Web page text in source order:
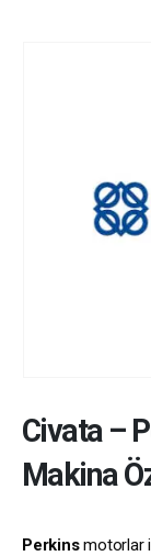
Civata–
Makina
Perkinsmotorlar